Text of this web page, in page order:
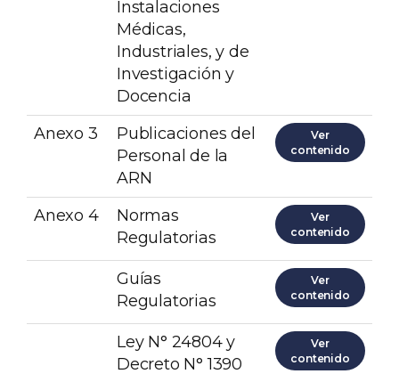
Instalaciones
Médicas,
Industriales, y de
Investigación y
Docencia
Anexo 3
Publicaciones del
Personal de la
ARN
Ver
contenido
Anexo 4
Normas
Regulatorias
Ver
contenido
Guías
Regulatorias
Ver
contenido
Ley N° 24804 y
Decreto N° 1390
Ver
contenido